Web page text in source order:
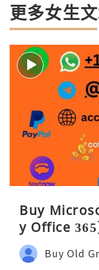
更多女生
Buy
y Office
Buy Old